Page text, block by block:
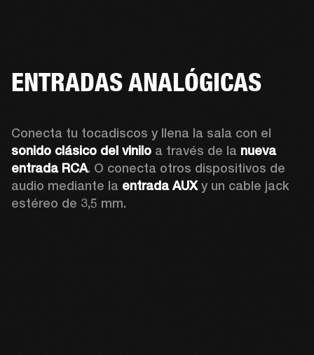
ENTRADAS ANALÓGICAS
sonido clásico del vinilo a través de la nueva
entrada RCA. O conecta otros dispositivos de
audio mediante la entrada AUX y un cable jack
estéreo de 3,5 mm.